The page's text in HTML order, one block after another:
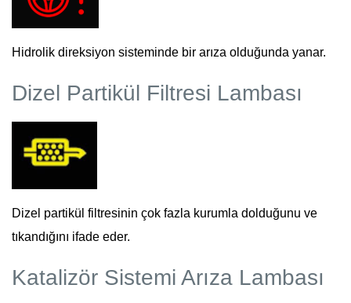
Hidrolik direksiyon sisteminde bir arıza olduğunda yanar.
Dizel Partikül Filtresi Lambası
Dizel partikül filtresinin çok fazla kurumla dolduğunu ve
tıkandığını ifade eder.
Katalizör Sistemi Arıza Lambası